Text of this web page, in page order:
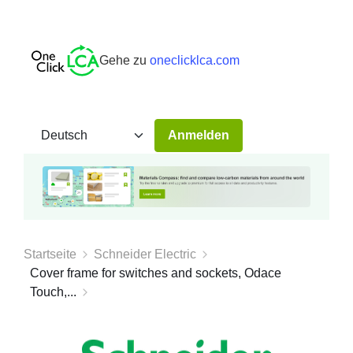
Gehe zu oneclicklca.com
Anmelden
Startseite
Schneider Electric
Cover frame for switches and sockets, Odace
Touch,...